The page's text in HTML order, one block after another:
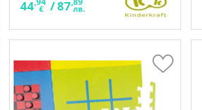
44 € /87 лв.